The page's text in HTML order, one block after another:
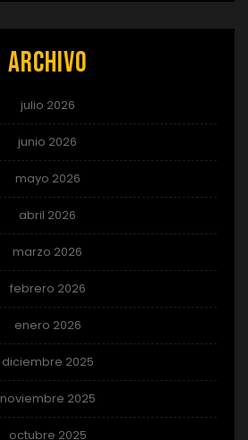
Archivo
julio 2026
junio 2026
mayo 2026
abril 2026
marzo 2026
febrero 2026
enero 2026
diciembre 2025
noviembre 2025
octubre 2025